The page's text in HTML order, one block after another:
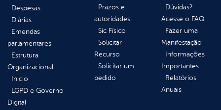
Despesas
Diárias
Emendas
parlamentares
Estrutura
Organizacional
Inicio
LGPD e Governo
Digital
Prazos e
autoridades
Sic Físico
Solicitar
Recurso
Solicitar um
pedido
Dúvidas?
Acesse o FAQ
Fazer uma
Manifestação
Informações
Importantes
Relatórios
Anuais